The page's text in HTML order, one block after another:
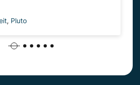
, Pluto